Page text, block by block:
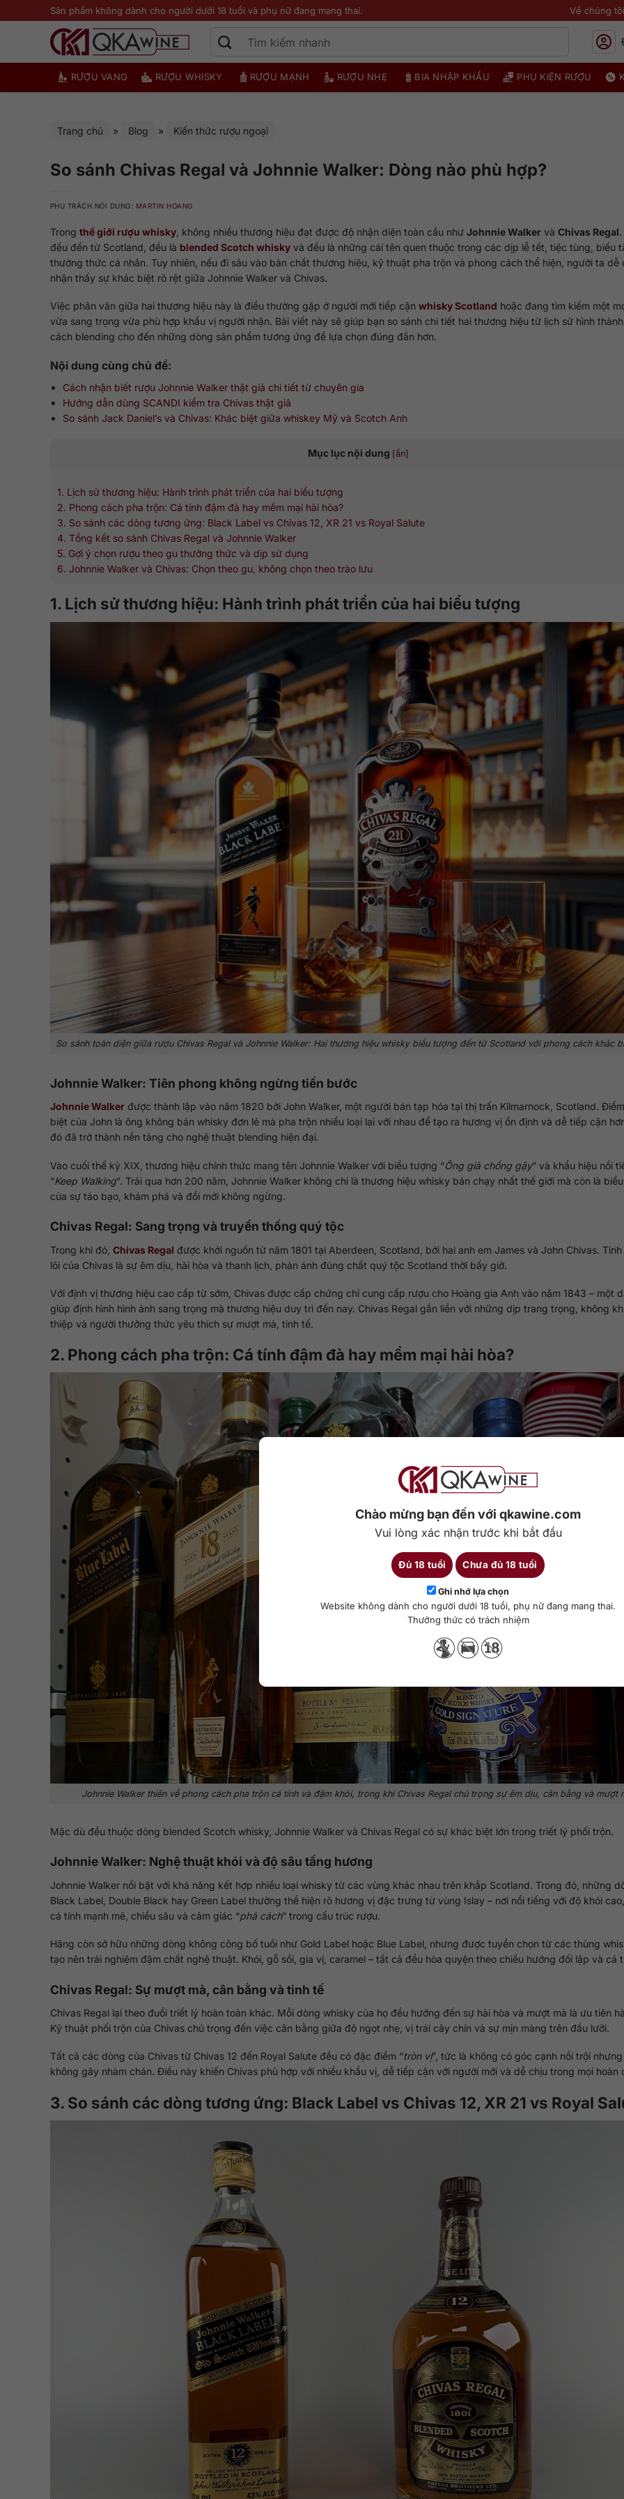
Chào mừng bạn đến với qkawine.com
Vui lòng xác nhận trước khi bắt đầu
Đủ 18 tuổi Chưa đủ 18 tuổi
Ghi nhớ lựa chọn
Website không dành cho người dưới 18 tuổi, phụ nữ đang mang thai.
Thưởng thức có trách nhiệm
qua
Sản phẩm không dành cho người dưới 18 tuổi và phụ nữ đang mang thai. Về chúng tôi
RƯỢU VANG RƯỢU WHISKY RƯỢU MẠNH RƯỢU NHẸ BIA NHẬP KHẨU PHỤ KIỆN RƯỢU
Trang chủ » Blog » Kiến thức rượu ngoại
So sánh Chivas Regal và Johnnie Walker: Dòng nào phù hợp?
PHỤ TRÁCH NỘI DUNG: MARTIN HOANG
Trong thế giới rượu whisky , không nhiều thương hiệu đạt được độ nhận diện toàn cầu như Johnnie Walker và Chivas Regal
đều đến từ Scotland, đều là blended Scotch whisky và đều là những cái tên quen thuộc trong các dịp lễ tết, tiệc tùng, biếu
thưởng thức cá nhân. Tuy nhiên, nếu đi sâu vào bản chất thương hiệu, kỹ thuật pha trộn và phong cách thể hiện, người ta dễ
nhận thấy sự khác biệt rõ rệt giữa Johnnie Walker và Chivas.
Việc phân vân giữa hai thương hiệu này là điều thường gặp ở người mới tiếp cận whisky Scotland hoặc đang tìm kiếm một
vừa sang trọng vừa phù hợp khẩu vị người nhận. Bài viết này sẽ giúp bạn so sánh chi tiết hai thương hiệu từ lịch sử hình
cách blending cho đến những dòng sản phẩm tương ứng để lựa chọn đúng đắn hơn.
Nội dung cùng chủ đề:
Cách nhận biết rượu Johnnie Walker thật giả chi tiết từ chuyên gia
Hướng dẫn dùng SCANDI kiểm tra Chivas thật giả
So sánh Jack Daniel’s và Chivas: Khác biệt giữa whiskey Mỹ và Scotch Anh
Mục lục nội dung [ẩn]
1. Lịch sử thương hiệu: Hành trình phát triển của hai biểu tượng
2. Phong cách pha trộn: Cá tính đậm đà hay mềm mại hài hòa?
3. So sánh các dòng tương ứng: Black Label vs Chivas 12, XR 21 vs Royal Salute
4. Tổng kết so sánh Chivas Regal và Johnnie Walker
5. Gợi ý chọn rượu theo gu thưởng thức và dịp sử dụng
6. Johnnie Walker và Chivas: Chọn theo gu, không chọn theo trào lưu
1. Lịch sử thương hiệu: Hành trình phát triển của hai biểu tượng
So sánh toàn diện giữa rượu Chivas Regal và Johnnie Walker: Hai thương hiệu whisky biểu tượng đến từ Scotland với phong cách khác
Johnnie Walker: Tiên phong không ngừng tiến bước
Johnnie Walker được thành lập vào năm 1820 bởi John Walker, một người bán tạp hóa tại thị trấn Kilmarnock, Scotland.
biệt của John là ông không bán whisky đơn lẻ mà pha trộn nhiều loại lại với nhau để tạo ra hương vị ổn định và dễ tiếp cận
đó đã trở thành nền tảng cho nghệ thuật blending hiện đại.
Vào cuối thế kỷ XIX, thương hiệu chính thức mang tên Johnnie Walker với biểu tượng “Ông già chống gậy” và khẩu hiệu nổi
“Keep Walking”. Trải qua hơn 200 năm, Johnnie Walker không chỉ là thương hiệu whisky bán chạy nhất thế giới mà còn là
của sự táo bạo, khám phá và đổi mới không ngừng.
Chivas Regal: Sang trọng và truyền thống quý tộc
Trong khi đó, Chivas Regal được khởi nguồn từ năm 1801 tại Aberdeen, Scotland, bởi hai anh em James và John Chivas.
lõi của Chivas là sự êm dịu, hài hòa và thanh lịch, phản ánh đúng chất quý tộc Scotland thời bấy giờ.
Với định vị thương hiệu cao cấp từ sớm, Chivas được cấp chứng chỉ cung cấp rượu cho Hoàng gia Anh vào năm 1843 – một
giúp định hình hình ảnh sang trọng mà thương hiệu duy trì đến nay. Chivas Regal gắn liền với những dịp trang trọng, không
thiệp và người thưởng thức yêu thích sự mượt mà, tinh tế.
2. Phong cách pha trộn: Cá tính đậm đà hay mềm mại hài hòa?
Johnnie Walker thiên về phong cách pha trộn cá tính và đậm khói, trong khi Chivas Regal chú trọng sự êm dịu, cân bằng và mượt
Mặc dù đều thuộc dòng blended Scotch whisky, Johnnie Walker và Chivas Regal có sự khác biệt lớn trong triết lý phối trộn.
Johnnie Walker: Nghệ thuật khói và độ sâu tầng hương
Johnnie Walker nổi bật với khả năng kết hợp nhiều loại whisky từ các vùng khác nhau trên khắp Scotland. Trong đó, những
Black Label, Double Black hay Green Label thường thể hiện rõ hương vị đặc trưng từ vùng Islay – nơi nổi tiếng với độ khói
cá tính mạnh mẽ, chiều sâu và cảm giác “phá cách” trong cấu trúc rượu.
Hãng còn sở hữu những dòng không công bố tuổi như Gold Label hoặc Blue Label, nhưng được tuyển chọn từ các thùng
tạo nên trải nghiệm đậm chất nghệ thuật. Khói, gỗ sồi, gia vị, caramel – tất cả đều hòa quyện theo chiều hướng đối lập và cá
Chivas Regal: Sự mượt mà, cân bằng và tinh tế
Chivas Regal lại theo đuổi triết lý hoàn toàn khác. Mỗi dòng whisky của họ đều hướng đến sự hài hòa và mượt mà là ưu tiên
Kỹ thuật phối trộn của Chivas chú trọng đến việc cân bằng giữa độ ngọt nhẹ, vị trái cây chín và sự mịn màng trên đầu lưỡi.
Tất cả các dòng của Chivas từ Chivas 12 đến Royal Salute đều có đặc điểm “tròn vị”, tức là không có góc cạnh nổi trội
không gây nhàm chán. Điều này khiến Chivas phù hợp với nhiều khẩu vị, dễ tiếp cận với người mới và dễ chịu trong mọi hoàn
3. So sánh các dòng tương ứng: Black Label vs Chivas 12, XR 21 vs Royal